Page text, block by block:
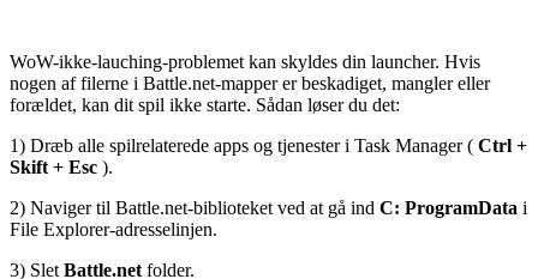
WoW-ikke-lauching-problemet kan skyldes din launcher. Hvis
nogen af ​​filerne i Battle.net-mapperer beskadiget, mangler eller
forældet, kan dit spil ikke starte. Sådan løser du det:
1) Dræb alle spilrelaterede apps og tjenester i Task Manager ( Ctrl +
Skift + Esc ).
2) Naviger til Battle.net-biblioteket ved at gå ind C: ProgramData i
File Explorer-adresselinjen.
3) Slet Battle.net folder.